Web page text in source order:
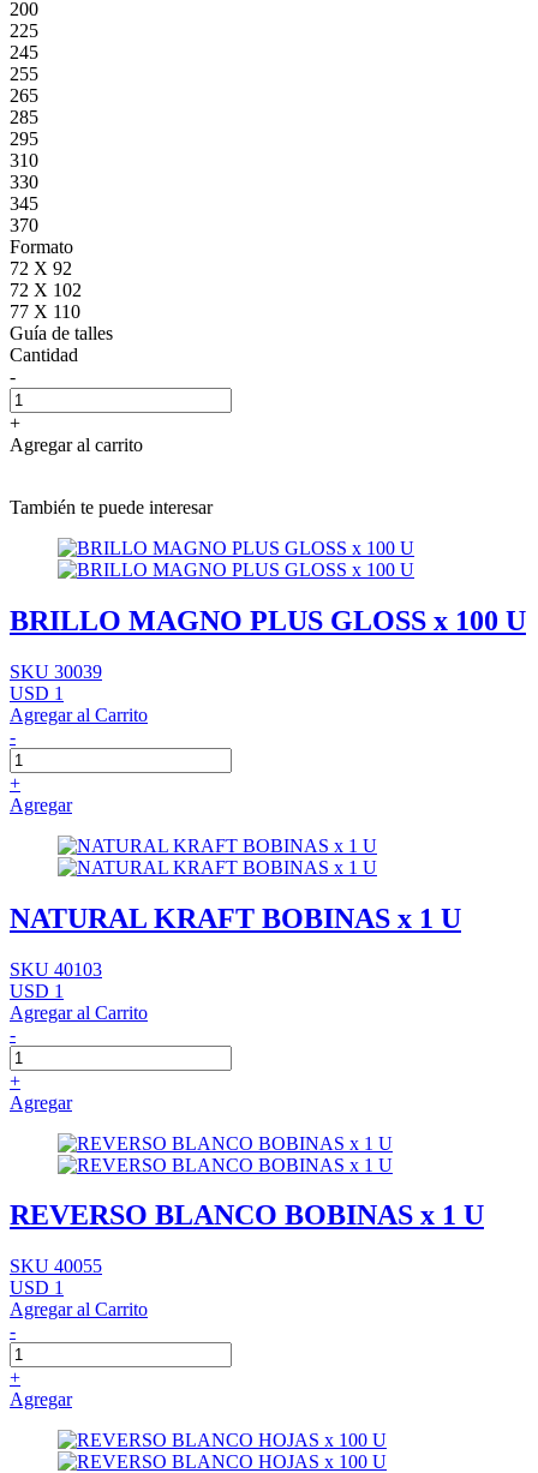
200
225
245
255
265
285
295
310
330
345
370
Formato
72 X 92
72 X 102
77 X 110
Guía de talles
Cantidad
-
+
Agregar al carrito
También te puede interesar
BRILLO MAGNO PLUS GLOSS x 100 U
SKU 30039
USD 1
Agregar al Carrito
-
+
Agregar
NATURAL KRAFT BOBINAS x 1 U
SKU 40103
USD 1
Agregar al Carrito
-
+
Agregar
REVERSO BLANCO BOBINAS x 1 U
SKU 40055
USD 1
Agregar al Carrito
-
+
Agregar